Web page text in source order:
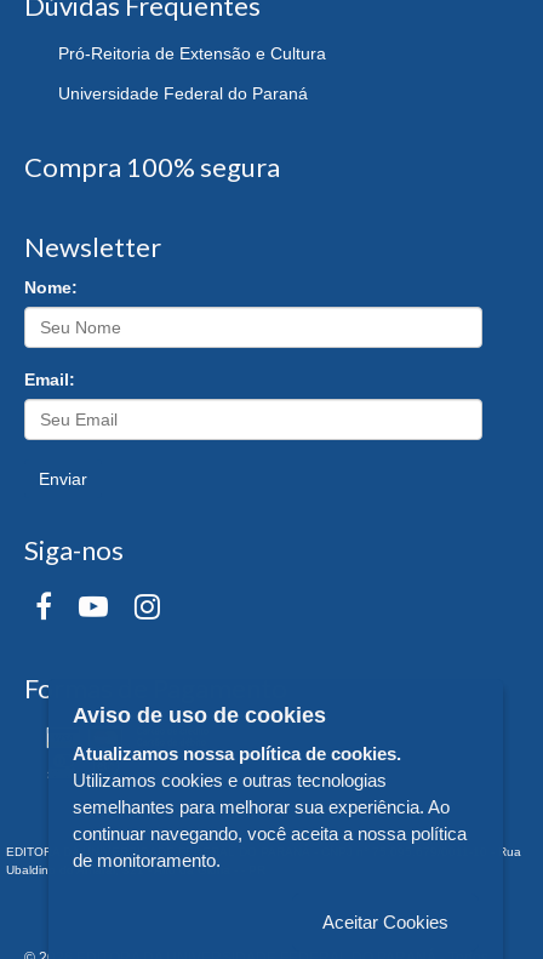
Pró-Reitoria de Extensão e Cultura
Universidade Federal do Paraná
Compra 100% segura
Newsletter
Nome:
Email:
Enviar
Siga-nos
Formas de Pagamento
EDITORA DA UNIVERSIDADE FEDERAL DO PARANÁ - CNPJ n° 75.095.679/0011-10 - Rua
Ubaldino do Amaral, 321 - Alto da Glória - - PR
Aviso de uso de cookies
Atualizamos nossa política de cookies.
Utilizamos cookies e outras tecnologias
semelhantes para melhorar sua experiência. Ao
continuar navegando, você aceita a nossa política
de monitoramento.
Aceitar Cookies